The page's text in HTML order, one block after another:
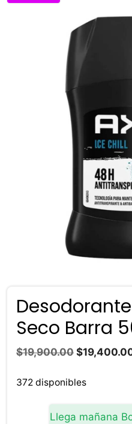
Seco Barra
$19,900.00 El
original
$19,900.00.
$
372 disponibles
Llega mañana